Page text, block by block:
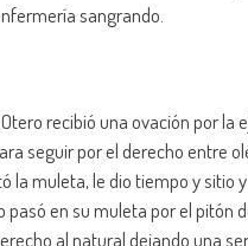
sangrando.
recibió una ovación por la
seguir por el derecho entre
la muleta, le dio tiempo y sitio
en su muleta por el pitón
al natural dejando una